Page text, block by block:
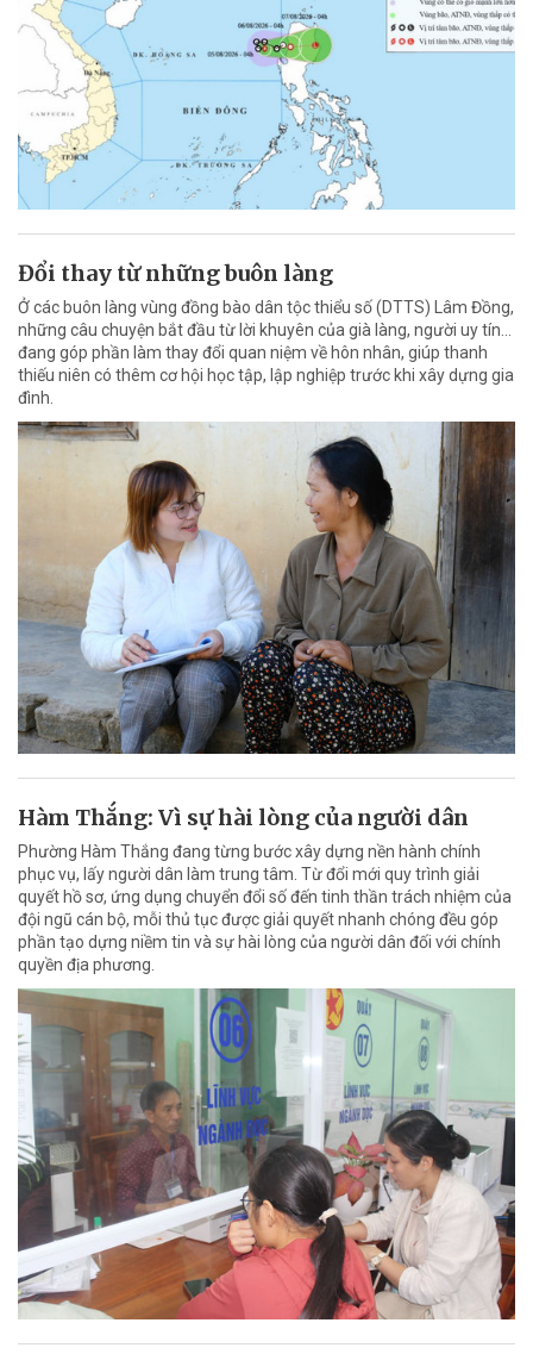
Đổi thay từ những buôn làng
Ở các buôn làng vùng đồng bào dân tộc thiểu số (DTTS) Lâm Đồng,
những câu chuyện bắt đầu từ lời khuyên của già làng, người uy tín…
đang góp phần làm thay đổi quan niệm về hôn nhân, giúp thanh
thiếu niên có thêm cơ hội học tập, lập nghiệp trước khi xây dựng gia
đình.
Hàm Thắng: Vì sự hài lòng của người dân
Phường Hàm Thắng đang từng bước xây dựng nền hành chính
phục vụ, lấy người dân làm trung tâm. Từ đổi mới quy trình giải
quyết hồ sơ, ứng dụng chuyển đổi số đến tinh thần trách nhiệm của
đội ngũ cán bộ, mỗi thủ tục được giải quyết nhanh chóng đều góp
phần tạo dựng niềm tin và sự hài lòng của người dân đối với chính
quyền địa phương.